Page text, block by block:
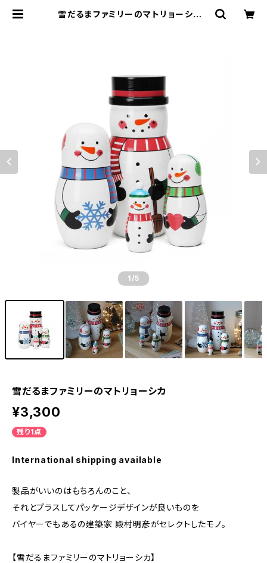
雪だるまファミリーのマトリョーシカ |
1 /5
雪だるまファミリーのマトリョーシカ
¥3,300
残り1点
International shipping available
製品がいいのはもちろんのこと、
それとプラスしてパッケージデザインが良いものを
バイヤーでもあるの建築家 殿村明彦がセレクトしたモノ。
【雪だるまファミリーのマトリョーシカ】